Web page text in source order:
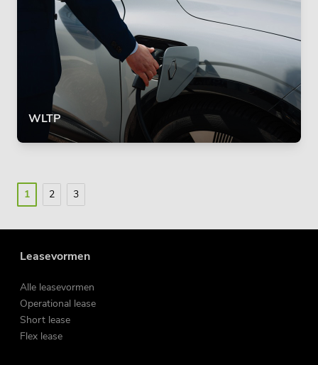
WLTP
1 2 3
Leasevormen
Alle leasevormen
Operational lease
Short lease
Flex lease